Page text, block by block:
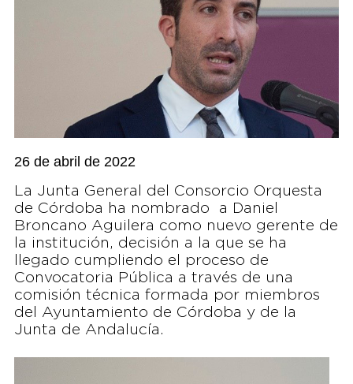
26 de abril de 2022
La Junta General del Consorcio Orquesta
de Córdoba ha nombrado a Daniel
Broncano Aguilera como nuevo gerente de
la institución, decisión a la que se ha
llegado cumpliendo el proceso de
Convocatoria Pública a través de una
comisión técnica formada por miembros
del Ayuntamiento de Córdoba y de la
Junta de Andalucía.